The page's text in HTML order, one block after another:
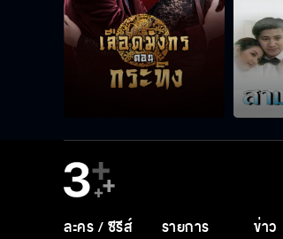
ละคร / ซีรีส์ รายการ ข่าว